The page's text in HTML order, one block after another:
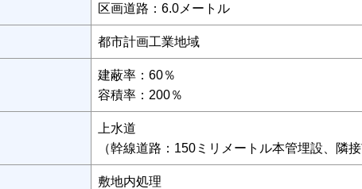
区画道路：6.0メートル
都市計画工業地域
建蔽率：60％
容積率：200％
上水道
（幹線道路：150ミリメートル本管埋設、隣
敷地内処理